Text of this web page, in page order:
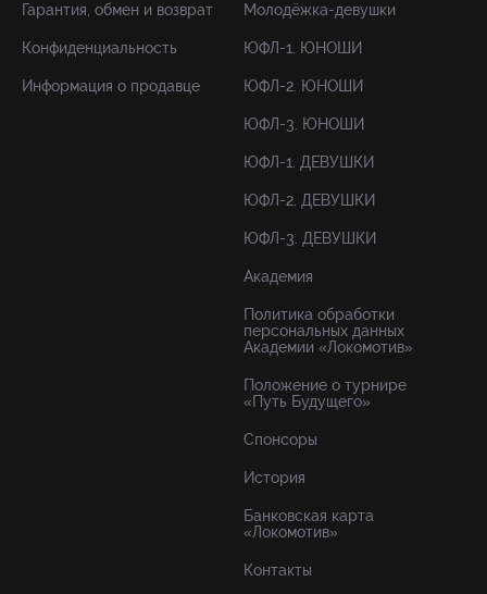
Гарантия, обмен и возврат
Конфиденциальность
Информация о продавце
Молодёжка-девушки
ЮФЛ-1. ЮНОШИ
ЮФЛ-2. ЮНОШИ
ЮФЛ-3. ЮНОШИ
ЮФЛ-1. ДЕВУШКИ
ЮФЛ-2. ДЕВУШКИ
ЮФЛ-3. ДЕВУШКИ
Академия
Политика обработки
персональных данных
Академии «Локомотив»
Положение о турнире
«Путь Будущего»
Спонсоры
История
Банковская карта
«Локомотив»
Контакты